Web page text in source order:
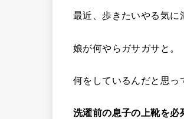
最近、歩きたいやる気に
娘が何やらガサガサと。
何をしているんだと思っ
洗濯前の息子の上靴を必